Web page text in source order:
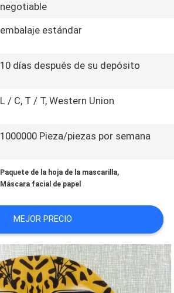
negotiable
embalaje estándar
10 días después de su depósito
L / C, T / T, Western Union
1000000 Pieza/piezas por semana
Paquete de la hoja de la mascarilla,
Máscara facial de papel
MEJOR PRECIO